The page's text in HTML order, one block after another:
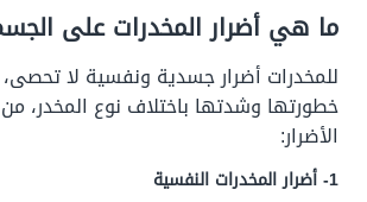
ما هي أضرار المخدرات على
للمخدرات أضرار جسدية ونفسية لا
خطورتها وشدتها باختلاف نوع المخدر،
الأضرار:
1- أضرار المخدرات النفسية